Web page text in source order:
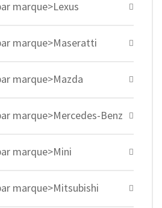
marque>Lexus
marque>Maseratti
marque>Mazda
marque>Mercedes-Benz
marque>Mini
marque>Mitsubishi